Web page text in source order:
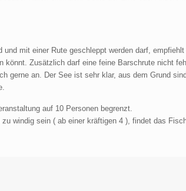
mit einer Rute geschleppt werden darf,
könnt. Zusätzlich darf eine feine Barschrute nicht
gerne an. Der See ist sehr klar, aus dem Grund
auf 10 Personen begrenzt.
windig sein ( ab einer kräftigen 4 ), findet das